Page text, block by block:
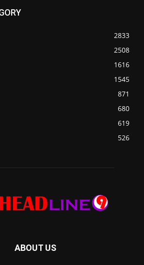
2833
2508
1616
1545
871
680
619
526
ABOUT US